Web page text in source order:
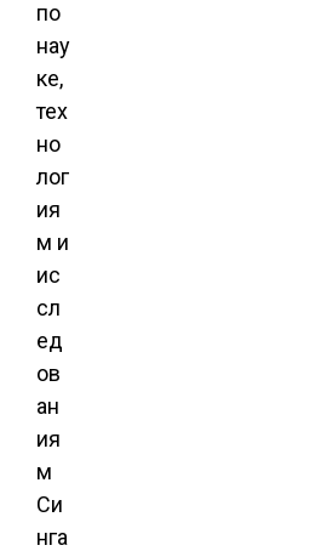
по
нау
ке,
тех
но
лог
ия
м и
ис
сл
ед
ов
ан
ия
м
Си
нга